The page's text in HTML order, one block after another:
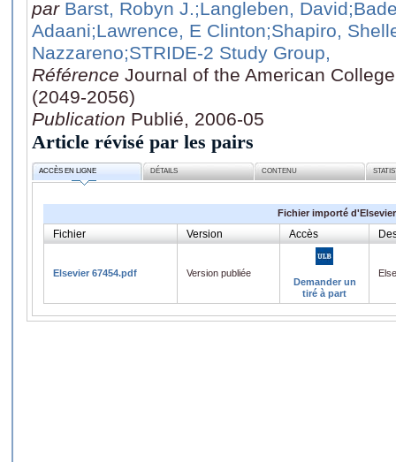
par Barst, Robyn J.;Langleben, David
Adaani;Lawrence, E Clinton;Shapiro,
Nazzareno;STRIDE-2 Study Group,
Référence Journal of the American
(2049-2056)
Publication Publié, 2006-05
Article révisé par les pairs
ACCÈS EN LIGNE DÉTAILS CONTENU
Fichier importé d'Elsevier
Fichier Version Accès
Elsevier 67454.pdf
Version publiée
Demander un
tiré à part